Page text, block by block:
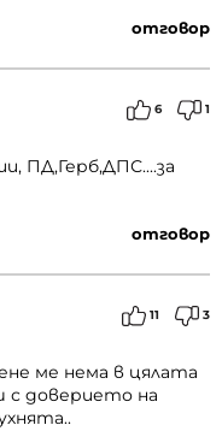
отговор
6 1
ПД,Герб,ДПС....за
отговор
11 3
ме нема в цялата
с доверието на